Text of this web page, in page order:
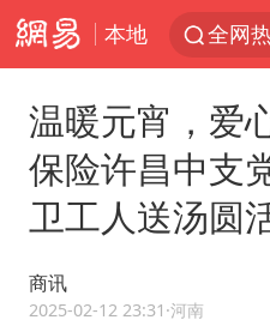
本地 全网
温暖元宵，
保险许昌中支
卫工人送汤圆
商讯
2025-02-12 23:31 ·河南